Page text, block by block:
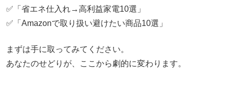
✅「省エネ仕入れ→高利益家電10選」
✅「Amazonで取り扱い避けたい商品10選」
まずは手に取ってみてください。
あなたのせどりが、ここから劇的に変わります。